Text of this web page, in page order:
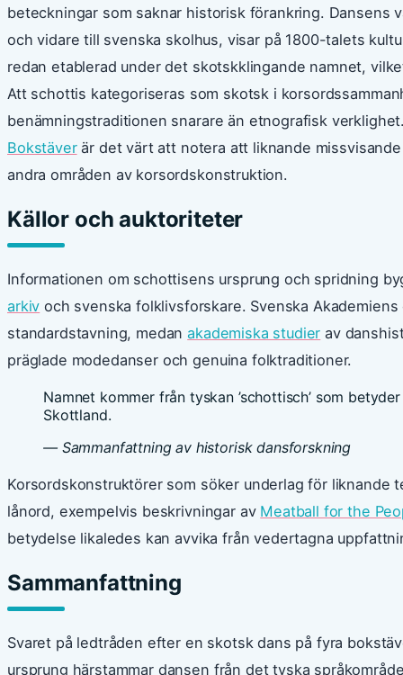
beteckningar som saknar historisk förankring. Dansens
och vidare till svenska skolhus, visar på 1800-talets
redan etablerad under det skotskklingande namnet,
Att schottis kategoriseras som skotsk i
benämningstraditionen snarare än etnografisk
Bokstäverär det värt att notera att liknande
andra områden av korsordskonstruktion.
Källor och auktoriteter
Informationen om schottisens ursprung och spridning
arkiv och svenska folklivsforskare. Svenska Akademiens
standardstavning, medanakademiska studier av
präglade modedanser och genuina folktraditioner.
Namnet kommer från tyskan ’schottisch’ som
Skottland.
— Sammanfattning av historisk dansforskning
Korsordskonstruktörer som söker underlag för liknande
lånord, exempelvis beskrivningar av Meatball for the
betydelse likaledes kan avvika från vedertagna
Sammanfattning
Svaret på ledtråden efter en skotsk dans på fyra
ursprung härstammar dansen från det tyska